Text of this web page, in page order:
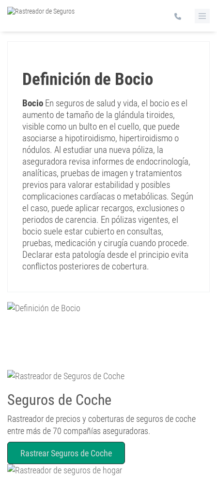
Definición de Bocio
Bocio En seguros de salud y vida, el bocio es el
aumento de tamaño de la glándula tiroides,
visible como un bulto en el cuello, que puede
asociarse a hipotiroidismo, hipertiroidismo o
nódulos. Al estudiar una nueva póliza, la
aseguradora revisa informes de endocrinología,
analíticas, pruebas de imagen y tratamientos
previos para valorar estabilidad y posibles
complicaciones cardíacas o metabólicas. Según
el caso, puede aplicar recargos, exclusiones o
periodos de carencia. En pólizas vigentes, el
bocio suele estar cubierto en consultas,
pruebas, medicación y cirugía cuando procede.
Declarar esta patología desde el principio evita
conflictos posteriores de cobertura.
Seguros de Coche
Rastreador de precios y coberturas de seguros de coche
entre más de 70 compañías aseguradoras.
Rastrear Seguros de Coche